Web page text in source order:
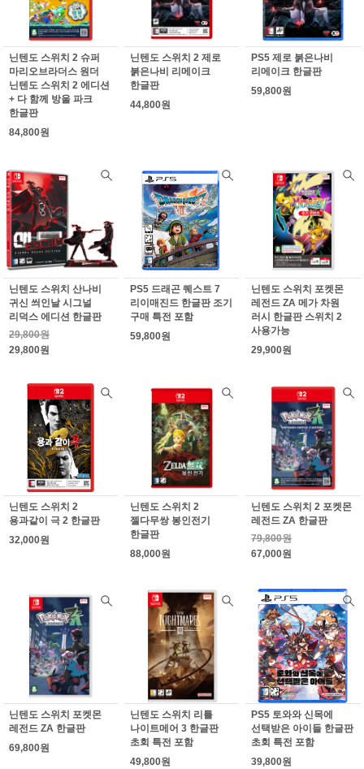
닌텐도 스위치 2 슈퍼
마리오브라더스 원더
닌텐도 스위치 2 에디션
+ 다 함께 방울 파크
한글판
84,800원
닌텐도 스위치 2 제로
붉은나비 리메이크
한글판
44,800원
PS5 제로 붉은나비
리메이크 한글판
59,800원
닌텐도 스위치 산나비
귀신 씌인날 시그널
리덕스 에디션 한글판
29,800원
29,800원
PS5 드래곤 퀘스트 7
리이매진드 한글판 조기
구매 특전 포함
59,800원
닌텐도 스위치 포켓몬
레전드 ZA 메가 차원
러시 한글판 스위치 2
사용가능
29,900원
닌텐도 스위치 2
용과같이 극 2 한글판
32,000원
닌텐도 스위치 2
젤다무쌍 봉인전기
한글판
88,000원
닌텐도 스위치 2 포켓몬
레전드 ZA 한글판
79,800원
67,000원
닌텐도 스위치 포켓몬
레전드 ZA 한글판
69,800원
닌텐도 스위치 리틀
나이트메어 3 한글판
초회 특전 포함
49,800원
PS5 토와와 신목에
선택받은 아이들 한글판
초회 특전 포함
39,800원